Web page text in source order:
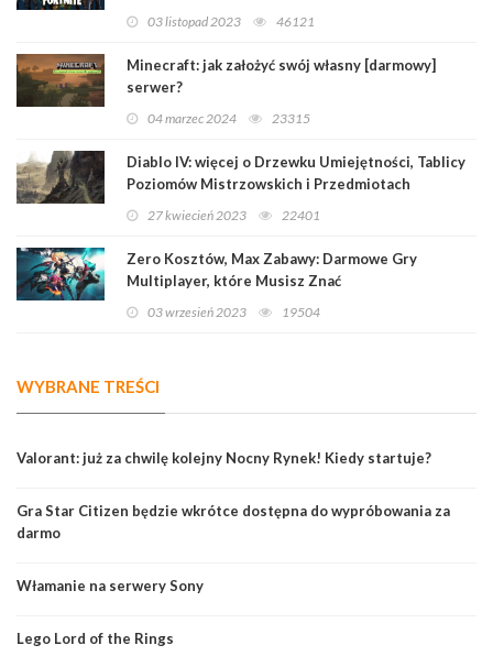
03 listopad 2023 46121
Minecraft: jak założyć swój własny [darmowy]
serwer?
04 marzec 2024 23315
Diablo IV: więcej o Drzewku Umiejętności, Tablicy
Poziomów Mistrzowskich i Przedmiotach
27 kwiecień 2023 22401
Zero Kosztów, Max Zabawy: Darmowe Gry
Multiplayer, które Musisz Znać
03 wrzesień 2023 19504
WYBRANE TREŚCI
Valorant: już za chwilę kolejny Nocny Rynek! Kiedy startuje?
Gra Star Citizen będzie wkrótce dostępna do wypróbowania za
darmo
Włamanie na serwery Sony
Lego Lord of the Rings